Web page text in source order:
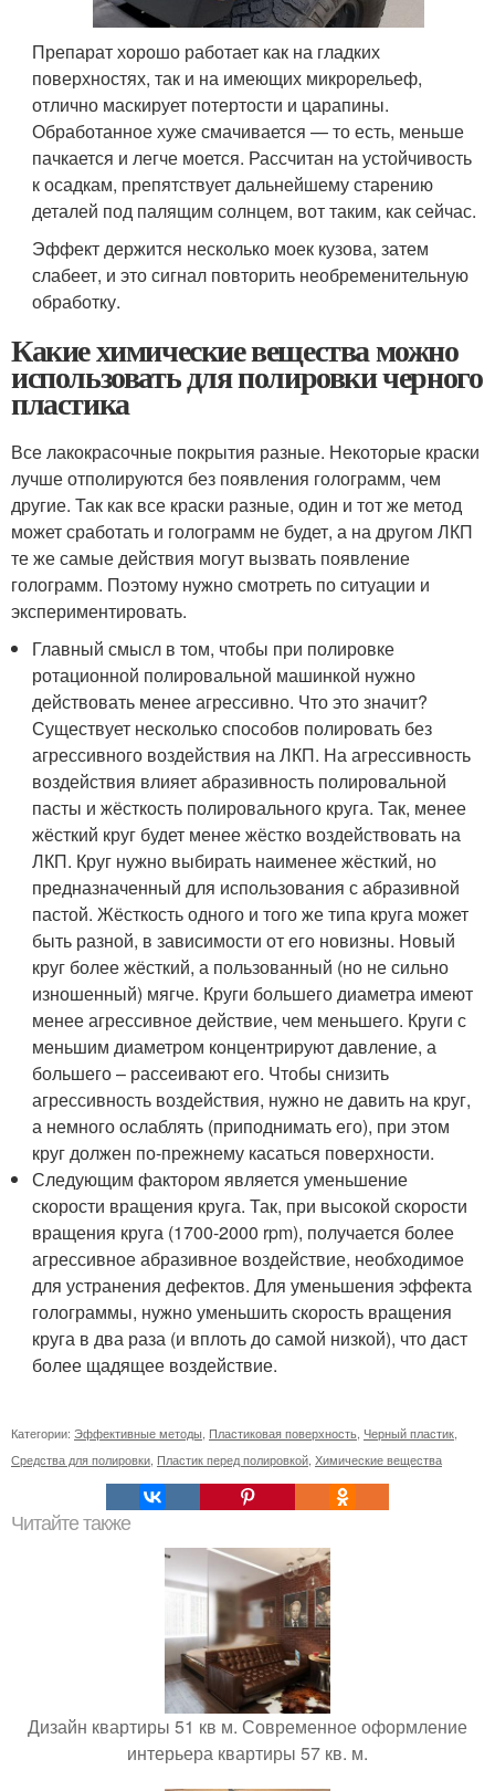
Препарат хорошо работает как на гладких
поверхностях, так и на имеющих микрорельеф,
отлично маскирует потертости и царапины.
Обработанное хуже смачивается — то есть, меньше
пачкается и легче моется. Рассчитан на устойчивость
к осадкам, препятствует дальнейшему старению
деталей под палящим солнцем, вот таким, как сейчас.
Эффект держится несколько моек кузова, затем
слабеет, и это сигнал повторить необременительную
обработку.
Какие химические вещества можно
использовать для полировки черного
пластика
Все лакокрасочные покрытия разные. Некоторые краски
лучше отполируются без появления голограмм, чем
другие. Так как все краски разные, один и тот же метод
может сработать и голограмм не будет, а на другом ЛКП
те же самые действия могут вызвать появление
голограмм. Поэтому нужно смотреть по ситуации и
экспериментировать.
Главный смысл в том, чтобы при полировке
ротационной полировальной машинкой нужно
действовать менее агрессивно. Что это значит?
Существует несколько способов полировать без
агрессивного воздействия на ЛКП. На агрессивность
воздействия влияет абразивность полировальной
пасты и жёсткость полировального круга. Так, менее
жёсткий круг будет менее жёстко воздействовать на
ЛКП. Круг нужно выбирать наименее жёсткий, но
предназначенный для использования с абразивной
пастой. Жёсткость одного и того же типа круга может
быть разной, в зависимости от его новизны. Новый
круг более жёсткий, а пользованный (но не сильно
изношенный) мягче. Круги большего диаметра имеют
менее агрессивное действие, чем меньшего. Круги с
меньшим диаметром концентрируют давление, а
большего – рассеивают его. Чтобы снизить
агрессивность воздействия, нужно не давить на круг,
а немного ослаблять (приподнимать его), при этом
круг должен по-прежнему касаться поверхности.
Следующим фактором является уменьшение
скорости вращения круга. Так, при высокой скорости
вращения круга (1700-2000 rpm), получается более
агрессивное абразивное воздействие, необходимое
для устранения дефектов. Для уменьшения эффекта
голограммы, нужно уменьшить скорость вращения
круга в два раза (и вплоть до самой низкой), что даст
более щадящее воздействие.
Категории: Эффективные методы Пластиковая поверхность Черный пластик
Средства для полировки Пластик перед полировкой Химические вещества
Читайте также
Дизайн квартиры 51 кв м. Современное оформление
интерьера квартиры 57 кв. м.